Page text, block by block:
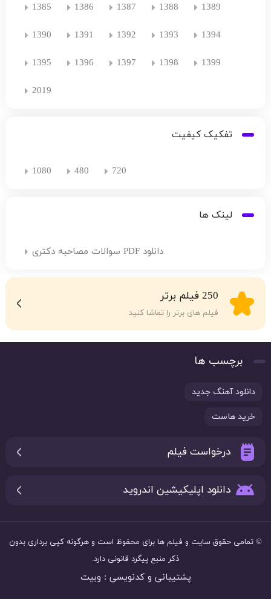
1385 1386 1387 1388 1389
1390 1391 1392 1393 1394
1395 1396 1397 1398 1399
2019
تفکیک کیفیت
1080 480 720
لینک ها
دانلود PDF سوالات مصاحبه دکتری
250 فیلم برتر
فیلم های برتر را تماشا کنید
برچسب ها
دانلود آهنگ جدید
خرید هاست
درخواست فیلم
دانلود اپلیکیشین اندروید
© تمامی حقوق سایت و فیلم ها برای محفوظ است و هرگونه کپی برداری بدون
ذکر منبع پیگرد قانونی دارد.
پشتیبانی و کدنویسی : وبیت